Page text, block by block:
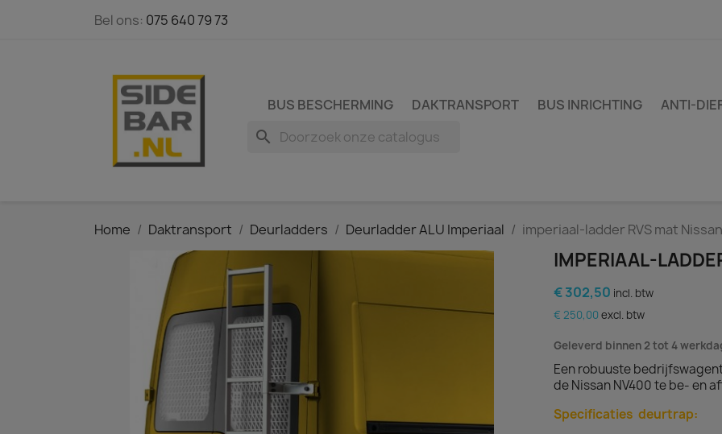
Bel ons: 075 640 79 73
BUS BESCHERMING DAKTRANSPORT BUS INRICHTING ANTI-
search
Home Daktransport Deurladders Deurladder ALU Imperiaal imperiaal-ladder RVS mat
IMPERIAAL-
€ 302,50 incl. btw
€ 250,00 excl. btw
Geleverd binnen 2 tot 4
Een robuuste
de Nissan NV400 te be- en
Specificaties deurtrap: